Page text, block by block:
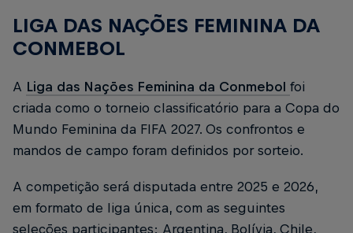
LIGA DAS NAÇÕES FEMININA DA
CONMEBOL
A Liga das Nações Feminina da Conmebol foi
criada como o torneio classificatório para a Copa do
Mundo Feminina da FIFA 2027. Os confrontos e
mandos de campo foram definidos por sorteio.
A competição será disputada entre 2025 e 2026,
em formato de liga única, com as seguintes
seleções participantes: Argentina, Bolívia, Chile,